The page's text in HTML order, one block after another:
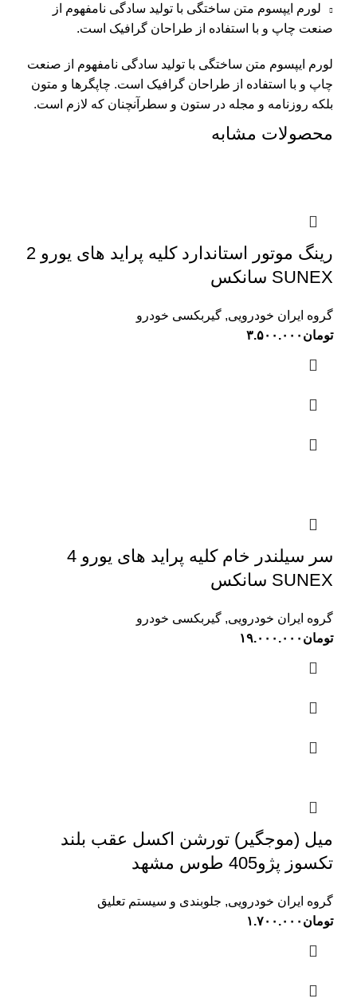
لورم ایپسوم متن ساختگی با تولید سادگی نامفهوم از
صنعت چاپ و با استفاده از طراحان گرافیک است.
لورم ایپسوم متن ساختگی با تولید سادگی نامفهوم از صنعت
چاپ و با استفاده از طراحان گرافیک است. چاپگرها و متون
بلکه روزنامه و مجله در ستون و سطرآنچنان که لازم است.
محصولات مشابه
رینگ موتور استاندارد کلیه پراید های یورو 2
SUNEX سانکس
گروه ایران خودرویی, گیربکسی خودرو
تومان ۳.۵۰۰.۰۰۰
سر سیلندر خام کلیه پراید های یورو 4
SUNEX سانکس
گروه ایران خودرویی, گیربکسی خودرو
تومان ۱۹.۰۰۰.۰۰۰
میل (موجگیر) تورشن اکسل عقب بلند
تکسوز پژو405 طوس مشهد
گروه ایران خودرویی, جلوبندی و سیستم تعلیق
تومان ۱.۷۰۰.۰۰۰